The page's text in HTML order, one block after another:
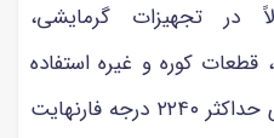
در تجهیزات گرمایشی،
قطعات کوره و غیره استفاده
می‌شود و تا دمای حداکثر ۲۲۴۰ درجه فارنهایت